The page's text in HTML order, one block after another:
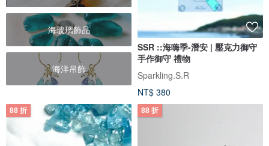
海玻璃飾品
海洋吊飾
SSR ::海嗨季-潛安 | 壓克力御守
手作御守 禮物
Sparkling.S.R
NT$ 380
88 折 88 折